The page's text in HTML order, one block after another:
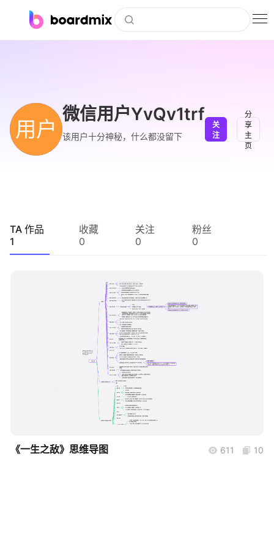
下载
会员
企业服务
用户
微信用户YvQv1trf
该用户十分神秘，什么都没留下
关
注
分
享
主
页
TA 作品
1
收藏
0
关注
0
粉丝
0
boardmix
《一生之敌》思维导图 611 10